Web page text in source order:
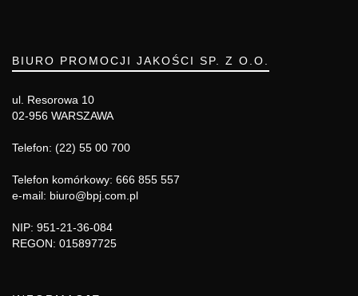
BIURO PROMOCJI JAKOŚCI SP. Z O.O.
ul. Resorowa 10
02-956 WARSZAWA
Telefon: (22) 55 00 700
Telefon komórkowy: 666 855 557
e-mail: biuro@bpj.com.pl
NIP: 951-21-36-084
REGON: 015897725